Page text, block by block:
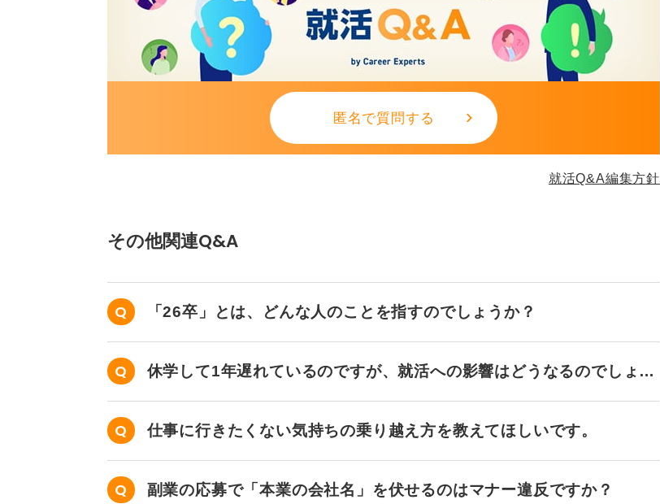
気に進めるのが最短ルートです。
0
匿名で質問する
就活Q&A編集方針
その他関連Q&A
「26卒」とは、どんな人のことを指すのでしょうか？
休学して1年遅れているのですが、就活への影響はどうなるのでしょう
か？
仕事に行きたくない気持ちの乗り越え方を教えてほしいです。
副業の応募で「本業の会社名」を伏せるのはマナー違反ですか？